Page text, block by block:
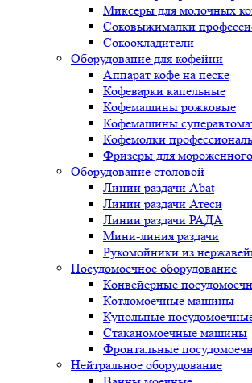
Миксеры для молочных
Соковыжималки
Сокоохладители
Оборудование для кофейни
Аппарат кофе на песке
Кофеварки капельные
Кофемашины рожковые
Кофемашины
Кофемолки
Фризеры для мороженного
Оборудование столовой
Линии раздачи Abat
Линии раздачи Атеси
Линии раздачи РАДА
Мини-линия раздачи
Рукомойники из
Посудомоечное оборудование
Конвейерные
Котломоечные машины
Купольные
Стаканомоечные машины
Фронтальные
Нейтральное оборудование